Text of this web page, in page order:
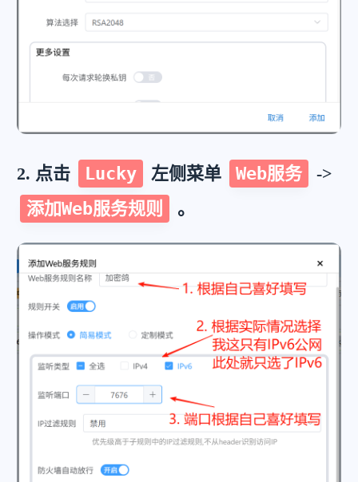
2. 点击 Lucky 左侧菜单 Web服务
->
添加Web服务规则
。